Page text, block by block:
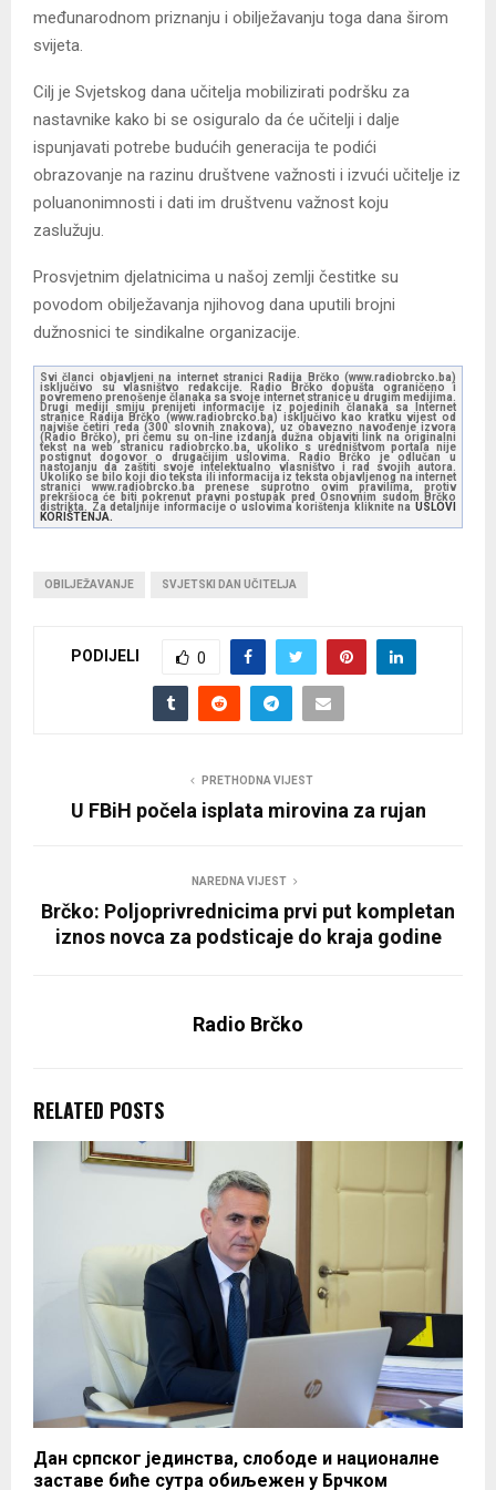
međunarodnom priznanju i obilježavanju toga dana širom
svijeta.
Cilj je Svjetskog dana učitelja mobilizirati podršku za
nastavnike kako bi se osiguralo da će učitelji i dalje
ispunjavati potrebe budućih generacija te podići
obrazovanje na razinu društvene važnosti i izvući učitelje iz
poluanonimnosti i dati im društvenu važnost koju
zaslužuju.
Prosvjetnim djelatnicima u našoj zemlji čestitke su
povodom obilježavanja njihovog dana uputili brojni
dužnosnici te sindikalne organizacije.
Svi članci objavljeni na internet stranici Radija Brčko (www.radiobrcko.ba)
isključivo su vlasništvo redakcije. Radio Brčko dopušta ograničeno i
povremeno prenošenje članaka sa svoje internet stranice u drugim medijima.
Drugi mediji smiju prenijeti informacije iz pojedinih članaka sa Internet
stranice Radija Brčko (www.radiobrcko.ba) isključivo kao kratku vijest od
najviše četiri reda (300 slovnih znakova), uz obavezno navođenje izvora
(Radio Brčko), pri čemu su on-line izdanja dužna objaviti link na originalni
tekst na web stranicu radiobrcko.ba, ukoliko s uredništvom portala nije
postignut dogovor o drugačijim uslovima. Radio Brčko je odlučan u
nastojanju da zaštiti svoje intelektualno vlasništvo i rad svojih autora.
Ukoliko se bilo koji dio teksta ili informacija iz teksta objavljenog na internet
stranici www.radiobrcko.ba prenese suprotno ovim pravilima, protiv
prekršioca će biti pokrenut pravni postupak pred Osnovnim sudom Brčko
distrikta. Za detaljnije informacije o uslovima korištenja kliknite na USLOVI
KORIŠTENJA.
OBILJEŽAVANJE SVJETSKI DAN UČITELJA
PODIJELI 0
PRETHODNA VIJEST
U FBiH počela isplata mirovina za rujan
NAREDNA VIJEST
Brčko: Poljoprivrednicima prvi put kompletan
iznos novca za podsticaje do kraja godine
Radio Brčko
RELATED POSTS
Дан српског јединства, слободе и националне
заставе биће сутра обиљежен у Брчком